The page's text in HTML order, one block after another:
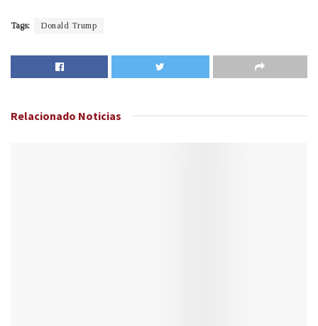
Tags: Donald Trump
Relacionado Noticias